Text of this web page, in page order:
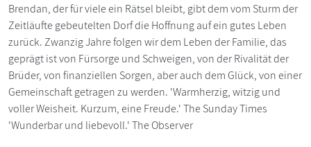
Brendan, der für viele ein Rätsel bleibt, gibt dem vom Sturm der
Zeitläufte gebeutelten Dorf die Hoffnung auf ein gutes Leben
zurück. Zwanzig Jahre folgen wir dem Leben der Familie, das
geprägt ist von Fürsorge und Schweigen, von der Rivalität der
Brüder, von finanziellen Sorgen, aber auch dem Glück, von einer
Gemeinschaft getragen zu werden. 'Warmherzig, witzig und
voller Weisheit. Kurzum, eine Freude.' The Sunday Times
'Wunderbar und liebevoll.' The Observer